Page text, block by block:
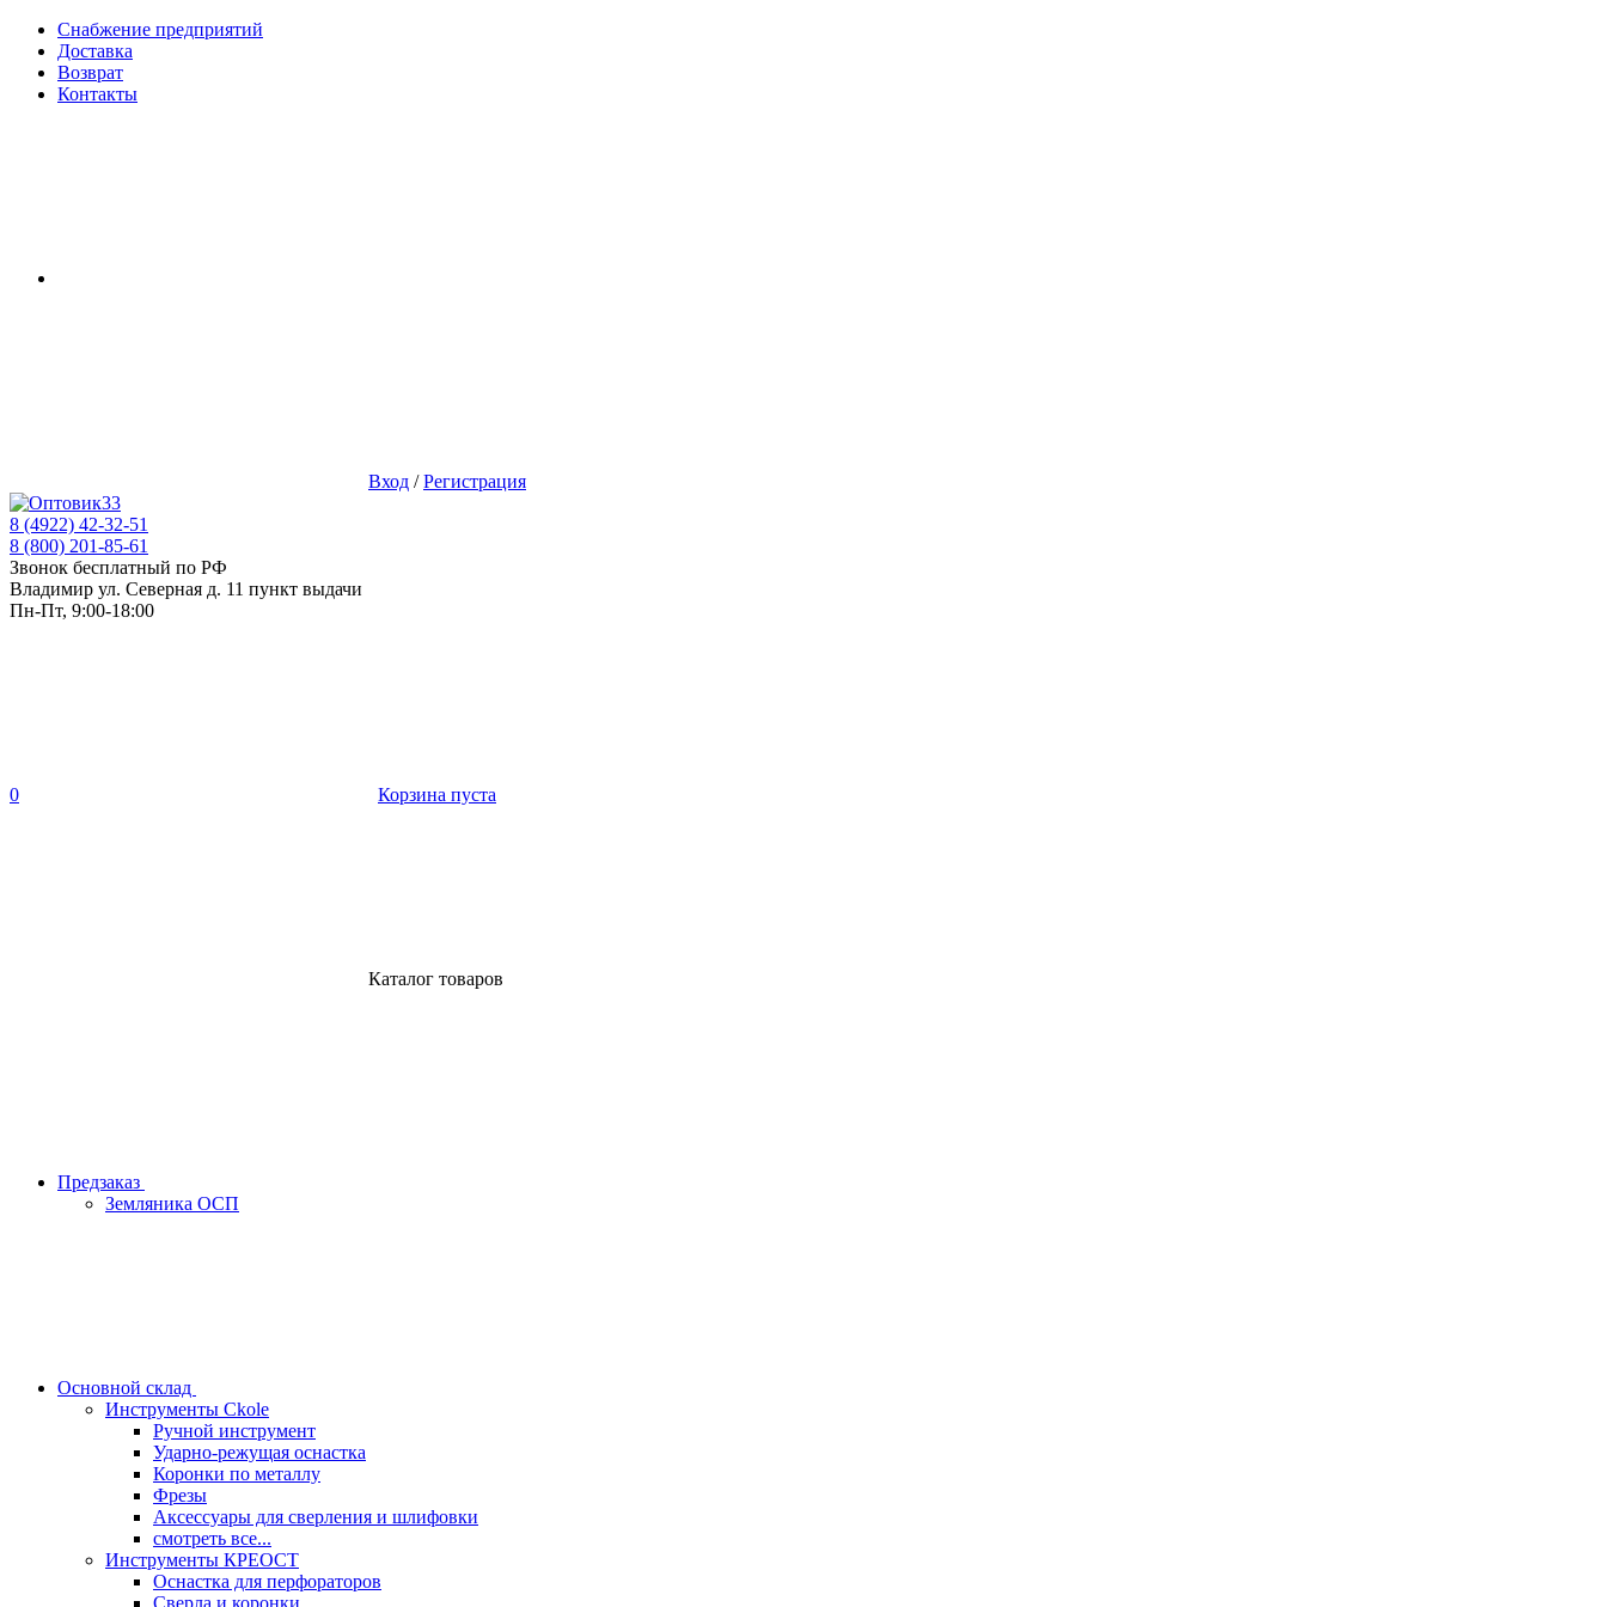
Снабжение предприятий
Доставка
Возврат
Контакты
Вход /Регистрация
8 (4922) 42-32-51
8 (800) 201-85-61
Звонок бесплатный по РФ
Владимир ул. Северная д. 11 пункт выдачи
Пн-Пт, 9:00-18:00
0 Корзина пуста
Каталог товаров
Предзаказ
Земляника ОСП
Основной склад
Инструменты Ckole
Ручной инструмент
Ударно‑режущая оснастка
Коронки по металлу
Фрезы
Аксессуары для сверления и шлифовки
смотреть все...
Инструменты КРЕОСТ
Оснастка для перфораторов
Сверла и коронки